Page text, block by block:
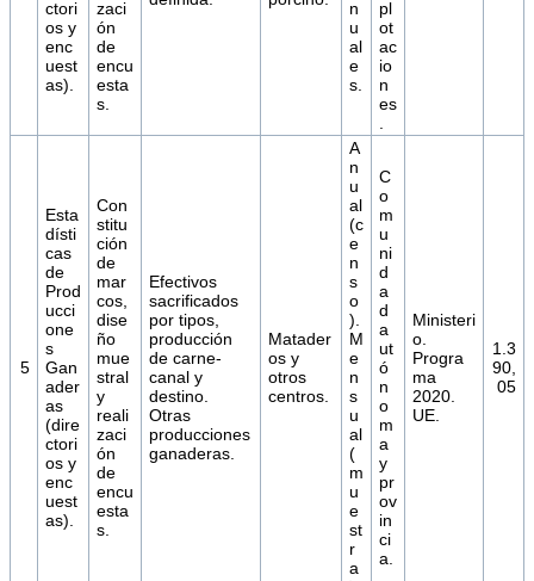
ctori
os y
enc
uest
as).
zaci
ón
de
encu
esta
s.
n
u
al
e
s.
pl
ot
ac
io
n
es
5
Esta
dísti
cas
de
Prod
ucci
one
s
Gan
ader
as
(dire
ctori
os y
enc
uest
as).
Con
stitu
ción
de
mar
cos,
dise
ño
mue
stral
y
reali
zaci
ón
de
encu
esta
s.
Efectivos
sacrificados
por tipos,
producción
de carne-
canal y
destino.
Otras
producciones
ganaderas.
Matader
os y
otros
centros.
A
n
u
al
(c
e
n
s
o
).
M
e
n
s
u
al
(
m
u
e
st
r
a
C
o
m
u
ni
d
a
d
a
ut
ó
n
o
m
a
y
pr
ov
in
ci
a.
Ministeri
o.
Progra
ma
2020.
UE.
1.3
90,
05